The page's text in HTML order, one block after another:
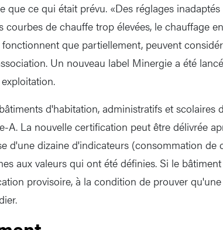
que ce qui était prévu. «Des réglages
courbes de chauffe trop élevées, le chauffage
que partiellement, peuvent
Un nouveau label Minergie a été
d'habitation, administratifs et scolaires
A. La nouvelle certification peut être délivrée
d'une dizaine d'indicateurs (consommation de
aux valeurs qui ont été définies. Si le
provisoire, à la condition de prouver